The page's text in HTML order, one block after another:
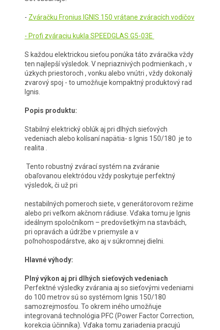
- Zváračku Fronius IGNIS 150 vrátane zváracích vodičov
- Profi zváraciu kukla SPEEDGLAS G5-03E
S každou elektrickou sieťou ponúka táto zváračka vždy
ten najlepší výsledok. V nepriaznivých podmienkach , v
úzkych priestoroch , vonku alebo vnútri , vždy dokonalý
zvarový spoj - to umožňuje kompaktný produktový rad
Ignis.
Popis produktu:
Stabilný elektrický oblúk aj pri dlhých sieťových
vedeniach alebo kolísaní napätia- s Ignis 150/180 je to
realita .
Tento robustný zvárací systém na zváranie
obaľovanou elektródou vždy poskytuje perfektný
výsledok, či už pri
nestabilných pomeroch siete, v generátorovom režime
alebo pri veľkom akčnom rádiuse. Vďaka tomu je Ignis
ideálnym spoločníkom – predovšetkým na stavbách,
pri opravách a údržbe v priemysle a v
poľnohospodárstve, ako aj v súkromnej dielni.
Hlavné výhody:
Plný výkon aj pri dlhých sieťových vedeniach
Perfektné výsledky zvárania aj so sieťovými vedeniami
do 100 metrov sú so systémom Ignis 150/180
samozrejmosťou. To okrem iného umožňuje
integrovaná technológia PFC (Power Factor Correction,
korekcia účinníka). Vďaka tomu zariadenia pracujú